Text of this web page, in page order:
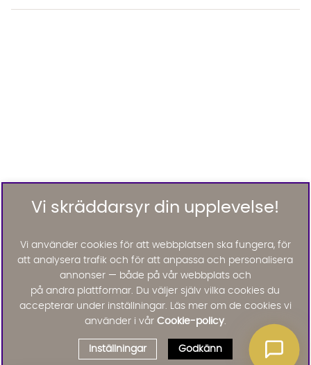
Vi skräddarsyr din upplevelse!
Vi använder cookies för att webbplatsen ska fungera, för
att analysera trafik och för att anpassa och personalisera
annonser — både på vår webbplats och
på andra plattformar. Du väljer själv vilka cookies du
accepterar under inställningar. Läs mer om de cookies vi
använder i vår Cookie-policy.
Inställningar Godkänn